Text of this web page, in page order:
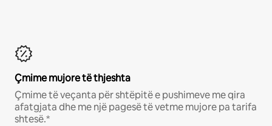
Çmime mujore të thjeshta
Çmime të veçanta për shtëpitë e pushimeve me qira
afatgjata dhe me një pagesë të vetme mujore pa tarifa
shtesë.*